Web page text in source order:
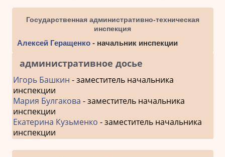
Государственная административно-техническая
инспекция
Алексей Геращенко- начальник инспекции
административное досье
Игорь Башкин - заместитель начальника
инспекции
Мария Булгакова - заместитель начальника
инспекции
Екатерина Кузьменко - заместитель начальника
инспекции